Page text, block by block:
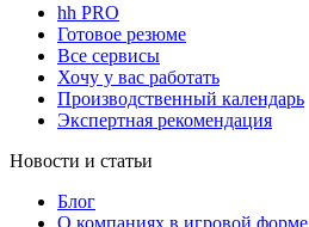
hh PRO
Готовое резюме
Все сервисы
Хочу у вас работать
Производственный календарь
Экспертная рекомендация
Новости и статьи
Блог
О компаниях в игровой форме